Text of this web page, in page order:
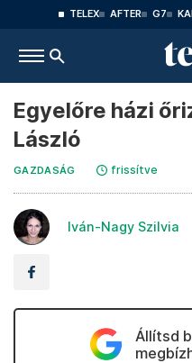
TELEX AFTER G7
Egyelőre házi
László
GAZDASÁG frissítve
Iván-Nagy Szilvia
Állítsd